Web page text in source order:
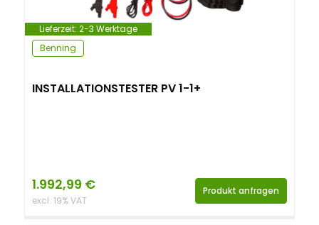
Lieferzeit: 2-3 Werktage
Benning
INSTALLATIONSTESTER PV 1-1+
1.992,99 €
excl. 19% VAT
Produkt anfragen